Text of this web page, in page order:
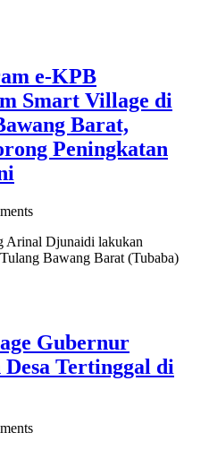
e-KPB
Smart Village di
Barat,
Peningkatan
Djunaidi lakukan
Bawang Barat (Tubaba)
Gubernur
Tertinggal di